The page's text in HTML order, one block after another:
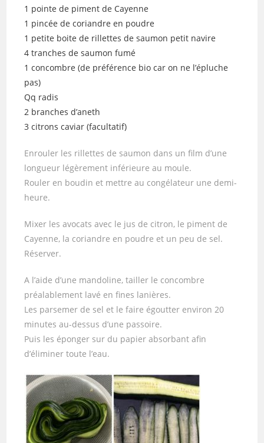
1 pointe de piment de Cayenne
1 pincée de coriandre en poudre
1 petite boite de rillettes de saumon petit navire
4 tranches de saumon fumé
1 concombre (de préférence bio car on ne l’épluche
pas)
Qq radis
2 branches d’aneth
3 citrons caviar (facultatif)
Enrouler les rillettes de saumon dans un film d’une
longueur légèrement inférieure au moule.
Rouler en boudin et mettre au congélateur une demi-
heure.
Mixer les avocats avec le jus de citron, le piment de
Cayenne, la coriandre en poudre et un peu de sel.
Réserver.
A l’aide d’une mandoline, tailler le concombre
préalablement lavé en fines lanières.
Les parsemer de sel et le faire égoutter environ 20
minutes au-dessus d’une passoire.
Puis les éponger sur du papier absorbant afin
d’éliminer toute l’eau.